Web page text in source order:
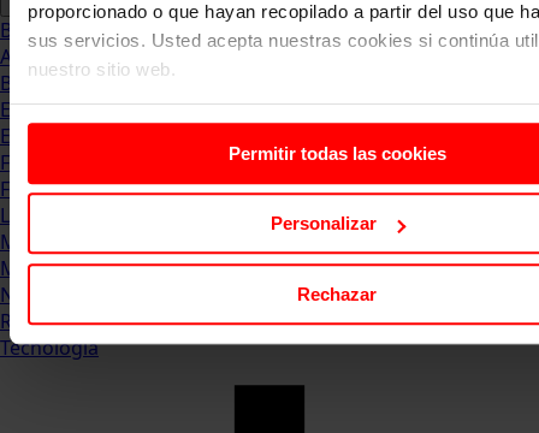
proporcionado o que hayan recopilado a partir del uso que
sus servicios. Usted acepta nuestras cookies si continúa
nuestro sitio web.
Permitir todas las cookies
Personalizar
Rechazar
Blog
Abogacia
Business
Empleo & Emprendimiento
Empresas
Finanzas
Formación & Estudios
Luxury
Management
Marketing & Comunicación
Negocios
Recursos Humanos
Tecnología